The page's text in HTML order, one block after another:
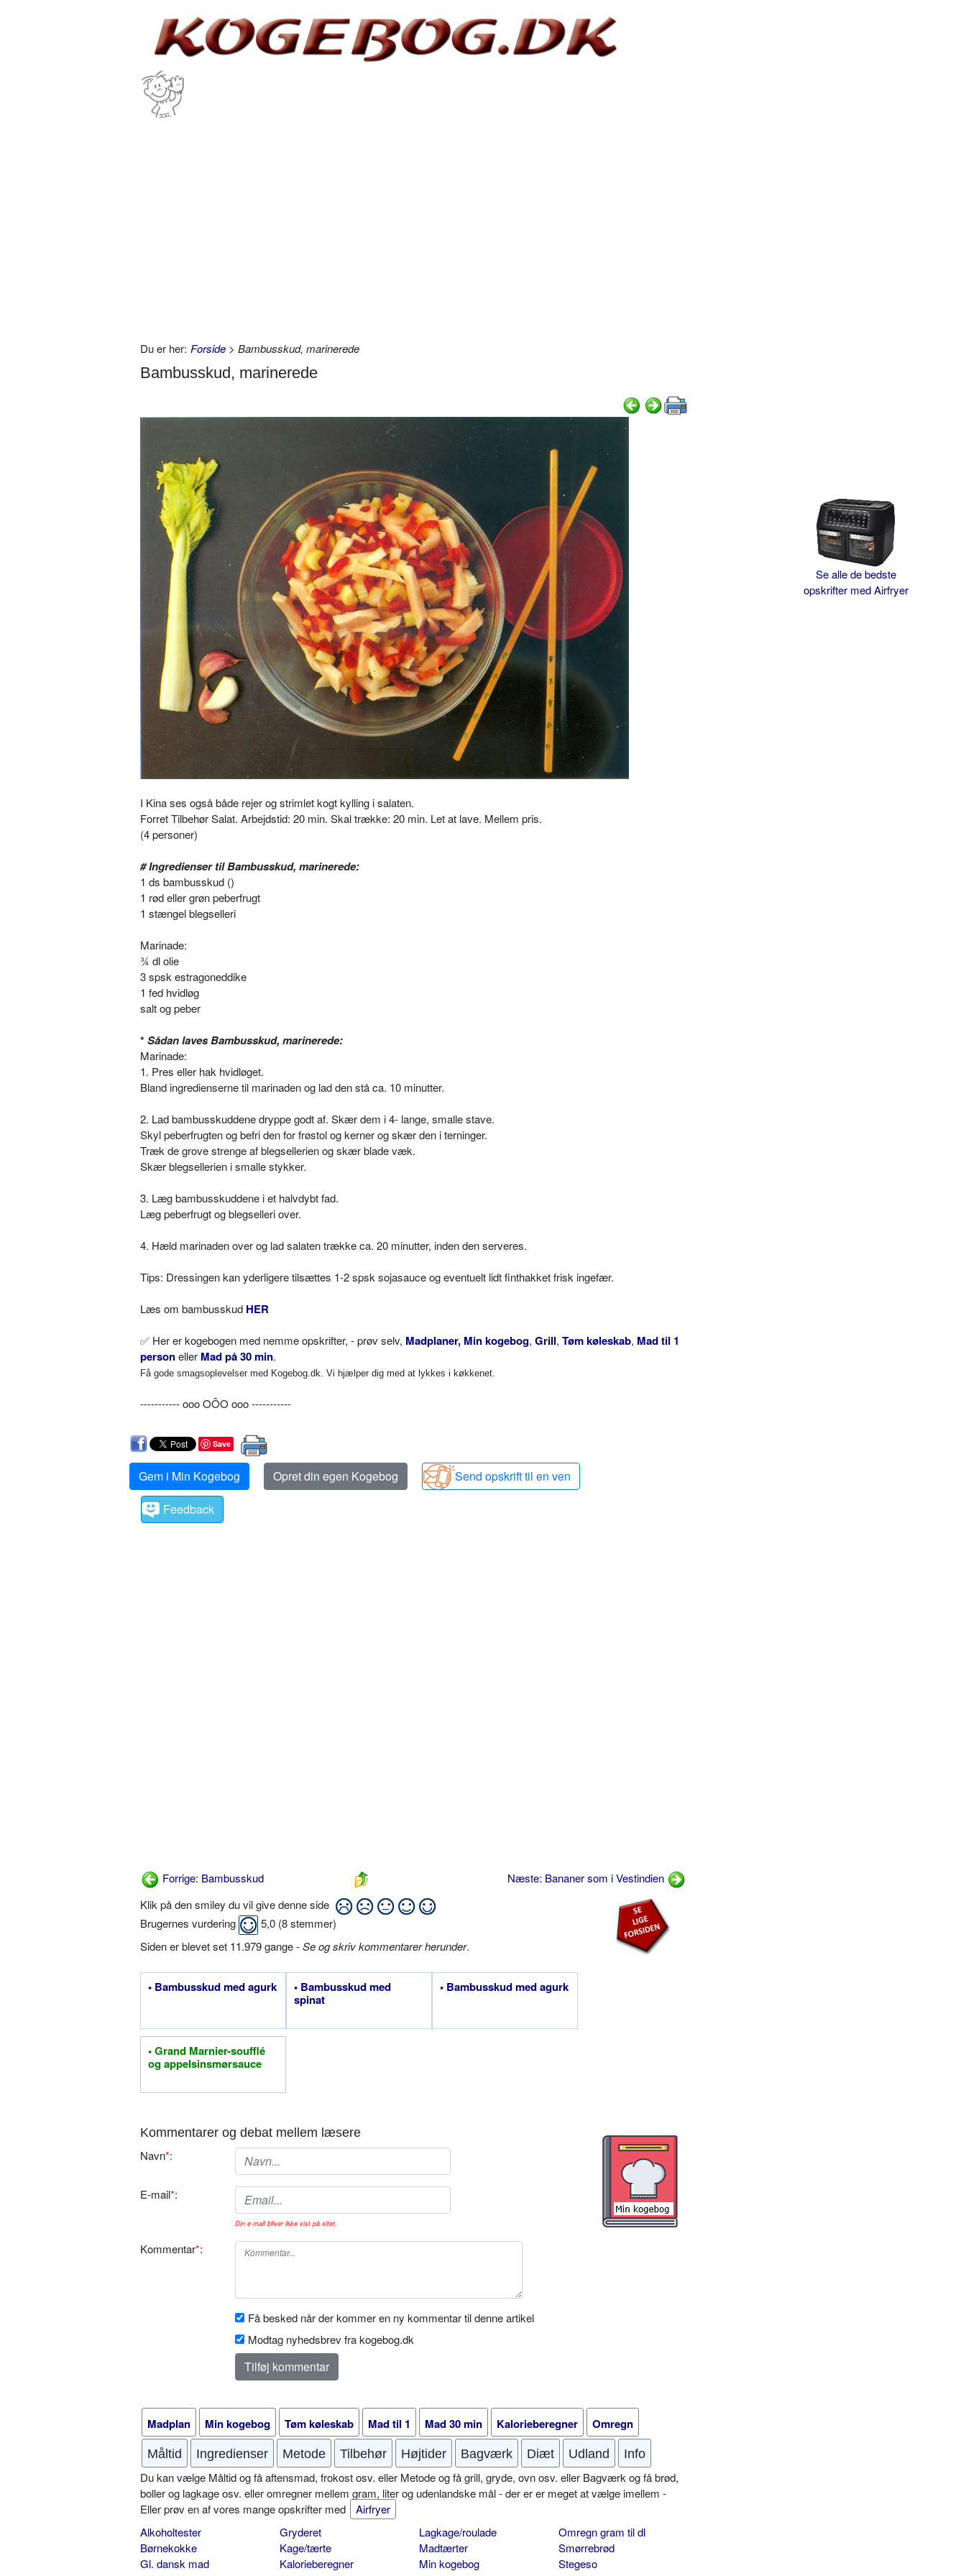
Du er her: Forside > Bambusskud, marinerede
Bambusskud, marinerede
I Kina ses også både rejer og strimlet kogt kylling i salaten.
Forret Tilbehør Salat. Arbejdstid: 20 min. Skal trække: 20 min. Let at lave. Mellem pris.
(4 personer)
# Ingredienser til Bambusskud, marinerede:
1 ds bambusskud ()
1 rød eller grøn peberfrugt
1 stængel blegselleri
Marinade:
¾ dl olie
3 spsk estragoneddike
1 fed hvidløg
salt og peber
*Sådan laves Bambusskud, marinerede:
Marinade:
1. Pres eller hak hvidløget.
Bland ingredienserne til marinaden og lad den stå ca. 10 minutter.
2. Lad bambusskuddene dryppe godt af. Skær dem i 4- lange, smalle stave.
Skyl peberfrugten og befri den for frøstol og kerner og skær den i terninger.
Træk de grove strenge af blegsellerien og skær blade væk.
Skær blegsellerien i smalle stykker.
3. Læg bambusskuddene i et halvdybt fad.
Læg peberfrugt og blegselleri over.
4. Hæld marinaden over og lad salaten trække ca. 20 minutter, inden den serveres.
Tips: Dressingen kan yderligere tilsættes 1-2 spsk sojasauce og eventuelt lidt finthakket frisk ingefær.
Læs om bambusskud HER
✅ Her er kogebogen med nemme opskrifter, - prøv selv, Madplaner, Min kogebog, Grill, Tøm køleskab, Mad til 1
personeller Mad på 30 min.
Få gode smagsoplevelser med Kogebog.dk. Vi hjælper dig med at lykkes i køkkenet.
----------- ooo OÔO ooo -----------
Save
Gem i Min Kogebog Opret din egen Kogebog
Send opskrift til en ven
Feedback
Forrige: Bambusskud
Næste: Bananer som i Vestindien
Klik på den smiley du vil give denne side
Brugernes vurdering
5,0 (8stemmer)
Siden er blevet set 11.979 gange -Se og skriv kommentarer herunder.
• Bambusskud med agurk
• Bambusskud med
spinat
• Bambusskud med agurk
• Grand Marnier-soufflé
og appelsinsmørsauce
Kommentarer og debat mellem læsere
Navn*:
E-mail*:
Din e-mail bliver ikke vist på sitet.
Kommentar*:
Få besked når der kommer en ny kommentar til denne artikel
Modtag nyhedsbrev fra kogebog.dk
Madplan Min kogebog Tøm køleskab Mad til 1 Mad 30 min Kalorieberegner Omregn
Måltid Ingredienser Metode Tilbehør Højtider Bagværk Diæt Udland Info
Du kan vælge Måltid og få aftensmad, frokost osv. eller Metode og få grill, gryde, ovn osv. eller Bagværk og få brød,
boller og lagkage osv. eller omregner mellem gram, liter og udenlandske mål - der er er meget at vælge imellem -
Eller prøv en af vores mange opskrifter med
Airfryer
Alkoholtester
Børnekokke
Gl. dansk mad
Gryderet
Kage/tærte
Kalorieberegner
Lagkage/roulade
Madtærter
Min kogebog
Omregn gram til dl
Smørrebrød
Stegeso
Se alle de bedste
opskrifter med Airfryer